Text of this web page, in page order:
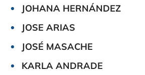
JOHANA HERNÁNDEZ
JOSE ARIAS
JOSÉ MASACHE
KARLA ANDRADE